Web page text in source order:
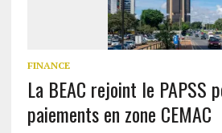
FINANCE
La BEAC rejoint le PAPSS
paiements en zone CEMAC